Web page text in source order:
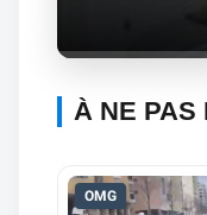
À NE PAS
OMG